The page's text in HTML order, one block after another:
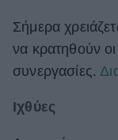
Σήμερα
να κρατηθούν οι
συνεργασίες.
Ιχθύες